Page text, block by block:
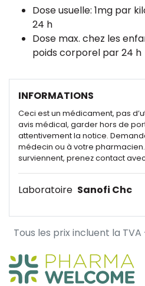
Dose usuelle: 1mg par
24 h
Dose max. chez les
poids corporel par 24 h
INFORMATIONS
Ceci est un médicament, pas
avis médical, garder hors de
attentivement la notice.
médecin ou à votre
surviennent, prenez contact
Laboratoire Sanofi Chc
Tous les prix incluent la